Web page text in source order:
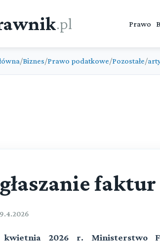
.pl Prawo
/Biznes/Prawo podatkowe/Pozostałe/
kwietnia 2026 r. Ministerstwo